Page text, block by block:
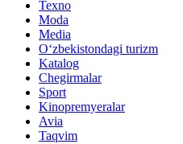
Texno
Moda
Media
O‘zbekistondagi turizm
Katalog
Chegirmalar
Sport
Kinopremyeralar
Avia
Taqvim